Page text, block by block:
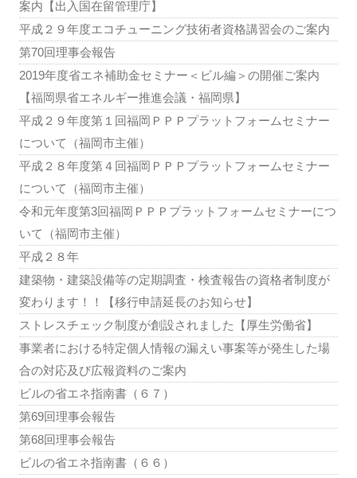
案内【出入国在留管理庁】
平成２９年度エコチューニング技術者資格講習会のご案内
第70回理事会報告
2019年度省エネ補助金セミナー＜ビル編＞の開催ご案内
【福岡県省エネルギー推進会議・福岡県】
平成２９年度第１回福岡ＰＰＰプラットフォームセミナー
について（福岡市主催）
平成２８年度第４回福岡ＰＰＰプラットフォームセミナー
について（福岡市主催）
令和元年度第3回福岡ＰＰＰプラットフォームセミナーにつ
いて（福岡市主催）
平成２８年
建築物・建築設備等の定期調査・検査報告の資格者制度が
変わります！！【移行申請延長のお知らせ】
ストレスチェック制度が創設されました【厚生労働省】
事業者における特定個人情報の漏えい事案等が発生した場
合の対応及び広報資料のご案内
ビルの省エネ指南書（６７）
第69回理事会報告
第68回理事会報告
ビルの省エネ指南書（６６）